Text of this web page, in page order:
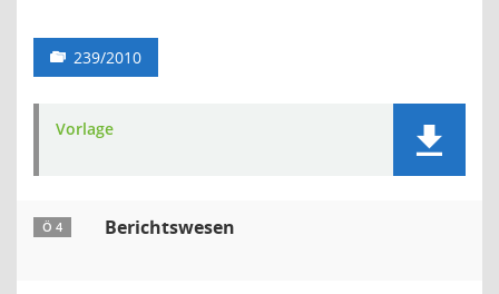
239/2010
Vorlage
Ö 4 Berichtswesen